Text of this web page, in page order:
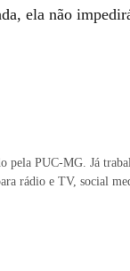
ela não
pela PUC-MG. Já
rádio e TV, social